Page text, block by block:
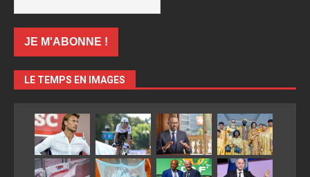
LE TEMPS EN IMAGES